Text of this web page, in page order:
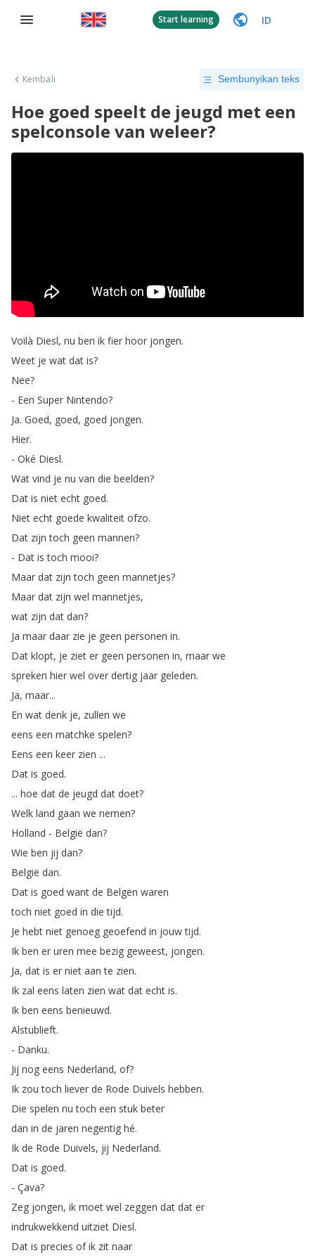
Start learning ID
Kembali Sembunyikan teks
Hoe goed speelt de jeugd met een
spelconsole van weleer?
Voilà Diesl, nu ben ik fier hoor jongen.
Weet je wat dat is?
Nee?
- Een Super Nintendo?
Ja. Goed, goed, goed jongen.
Hier.
- Oké Diesl.
Wat vind je nu van die beelden?
Dat is niet echt goed.
Niet echt goede kwaliteit ofzo.
Dat zijn toch geen mannen?
- Dat is toch mooi?
Maar dat zijn toch geen mannetjes?
Maar dat zijn wel mannetjes,
wat zijn dat dan?
Ja maar daar zie je geen personen in.
Dat klopt, je ziet er geen personen in, maar we
spreken hier wel over dertig jaar geleden.
Ja, maar...
En wat denk je, zullen we
eens een matchke spelen?
Eens een keer zien ...
Dat is goed.
... hoe dat de jeugd dat doet?
Welk land gaan we nemen?
Holland - België dan?
Wie ben jij dan?
België dan.
Dat is goed want de Belgen waren
toch niet goed in die tijd.
Je hebt niet genoeg geoefend in jouw tijd.
Ik ben er uren mee bezig geweest, jongen.
Ja, dat is er niet aan te zien.
Ik zal eens laten zien wat dat echt is.
Ik ben eens benieuwd.
Alstublieft.
- Danku.
Jij nog eens Nederland, of?
Ik zou toch liever de Rode Duivels hebben.
Die spelen nu toch een stuk beter
dan in de jaren negentig hé.
Ik de Rode Duivels, jij Nederland.
Dat is goed.
- Çava?
Zeg jongen, ik moet wel zeggen dat dat er
indrukwekkend uitziet Diesl.
Dat is precies of ik zit naar